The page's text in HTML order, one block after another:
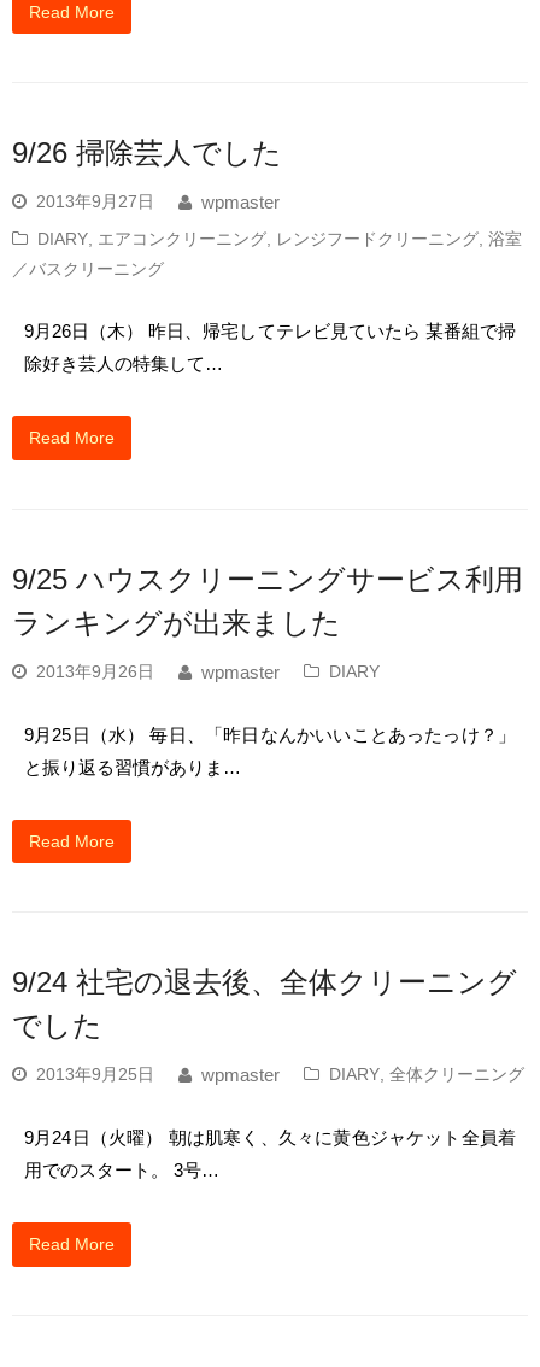
Read More
9/26 掃除芸人でした
2013年9月27日
wpmaster
DIARY エアコンクリーニング レンジフードクリーニング 浴室
／バスクリーニング
9月26日（木） 昨日、帰宅してテレビ見ていたら 某番組で掃
除好き芸人の特集して…
Read More
9/25 ハウスクリーニングサービス利用
ランキングが出来ました
2013年9月26日 wpmaster DIARY
9月25日（水） 毎日、「昨日なんかいいことあったっけ？」
と振り返る習慣がありま…
Read More
9/24 社宅の退去後、全体クリーニング
でした
2013年9月25日 wpmaster DIARY 全体クリーニング
9月24日（火曜） 朝は肌寒く、久々に黄色ジャケット全員着
用でのスタート。 3号…
Read More